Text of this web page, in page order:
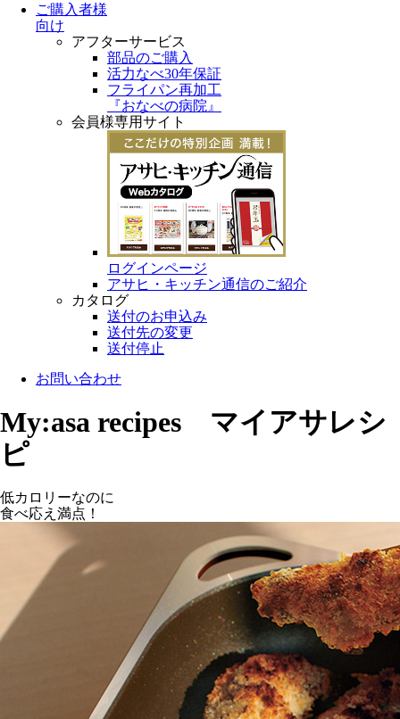
ご購入者様
向け
アフターサービス
部品のご購入
活力なべ30年保証
フライパン再加工
『おなべの病院』
会員様専用サイト
ログインページ
アサヒ・キッチン通信のご紹介
カタログ
送付のお申込み
送付先の変更
送付停止
お問い合わせ
My:asa recipes マイアサレシ
ピ
低カロリーなのに
食べ応え満点！